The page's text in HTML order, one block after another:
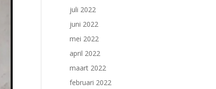
juli 2022
juni 2022
mei 2022
april 2022
maart 2022
februari 2022